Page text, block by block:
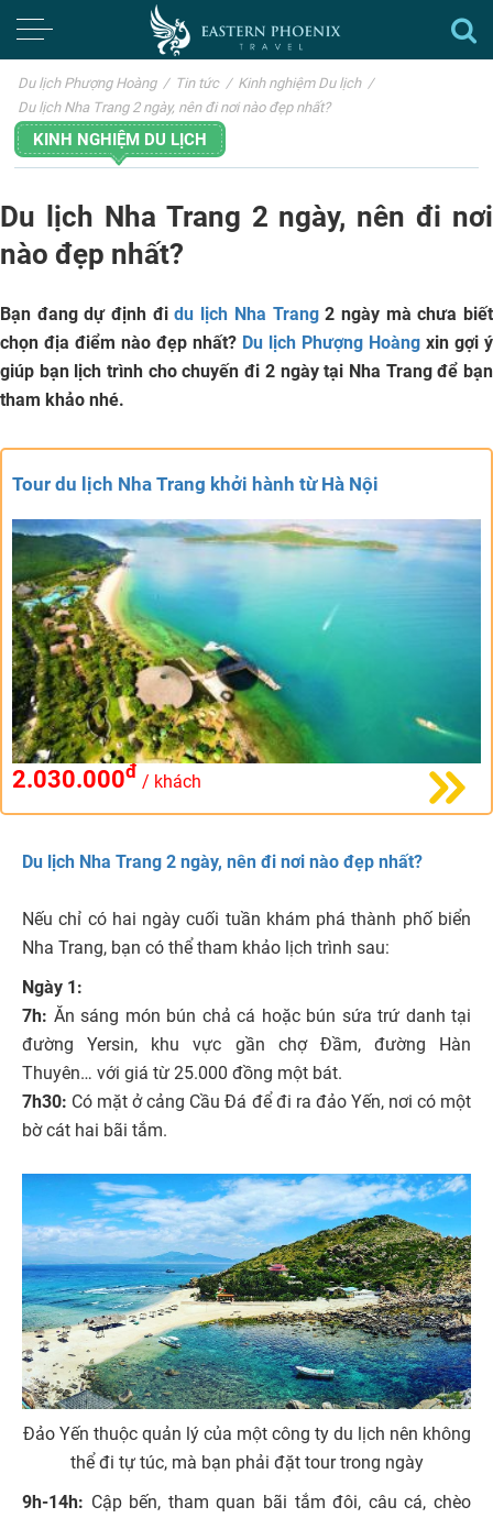
Du lịch Phượng Hoàng / Tin tức / Kinh nghiệm Du lịch /
Du lịch Nha Trang 2 ngày, nên đi nơi nào đẹp nhất?
KINH NGHIỆM DU LỊCH
Du lịch Nha Trang 2 ngày, nên đi nơi
nào đẹp nhất?
Bạn đang dự định đidu lịch Nha Trang2 ngày mà chưa biết
chọn địa điểm nào đẹp nhất? Du lịch Phượng Hoàng xin gợi ý
giúp bạn lịch trình cho chuyến đi 2 ngày tại Nha Trang để bạn
tham khảo nhé.
Tour du lịch Nha Trang khởi hành từ Hà Nội
2.030.000đ / khách
Du lịch Nha Trang 2 ngày, nên đi nơi nào đẹp nhất?
Nếu chỉ có hai ngày cuối tuần khám phá thành phố biển
Nha Trang, bạn có thể tham khảo lịch trình sau:
Ngày 1:
7h: Ăn sáng món bún chả cá hoặc bún sứa trứ danh tại
đường Yersin, khu vực gần chợ Đầm, đường Hàn
Thuyên… với giá từ 25.000 đồng một bát.
7h30: Có mặt ở cảng Cầu Đá để đi ra đảo Yến, nơi có một
bờ cát hai bãi tắm.
Đảo Yến thuộc quản lý của một công ty du lịch nên không
thể đi tự túc, mà bạn phải đặt tour trong ngày
9h-14h: Cập bến, tham quan bãi tắm đôi, câu cá, chèo